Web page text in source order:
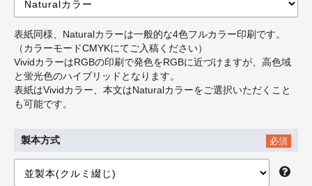
表紙同様、Naturalカラーは一般的な4色フルカラー印刷です。
（カラーモードCMYKにてご入稿ください）
VividカラーはRGBの印刷で発色をRGBに近づけますが、高色域
と蛍光色のハイブリッドとなります。
表紙はVividカラー、本文はNaturalカラーをご選択いただくこと
も可能です。
製本方式 必須